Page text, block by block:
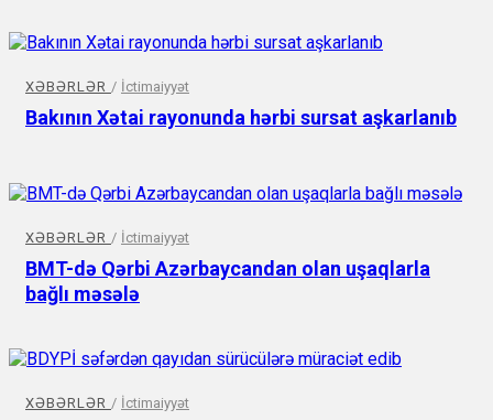
XƏBƏRLƏR / İctimaiyyət
Bakının Xətai rayonunda hərbi sursat aşkarlanıb
XƏBƏRLƏR / İctimaiyyət
BMT-də Qərbi Azərbaycandan olan uşaqlarla
bağlı məsələ
XƏBƏRLƏR / İctimaiyyət